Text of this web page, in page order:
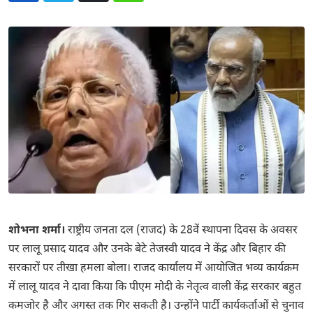
शोभना शर्मा। राष्ट्रीय जनता दल (राजद) के 28वें स्थापना दिवस के अवसर
पर लालू प्रसाद यादव और उनके बेटे तेजस्वी यादव ने केंद्र और बिहार की
सरकारों पर तीखा हमला बोला। राजद कार्यालय में आयोजित भव्य कार्यक्रम
में लालू यादव ने दावा किया कि पीएम मोदी के नेतृत्व वाली केंद्र सरकार बहुत
कमजोर है और अगस्त तक गिर सकती है। उन्होंने पार्टी कार्यकर्ताओं से चुनाव